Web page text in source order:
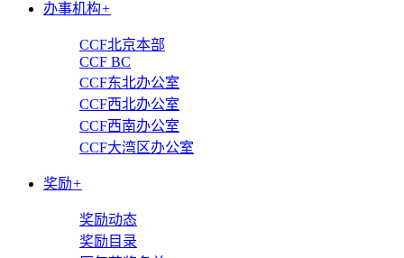
办事机构+
CCF北京本部
CCF BC
CCF东北办公室
CCF西北办公室
CCF西南办公室
CCF大湾区办公室
奖励+
奖励动态
奖励目录